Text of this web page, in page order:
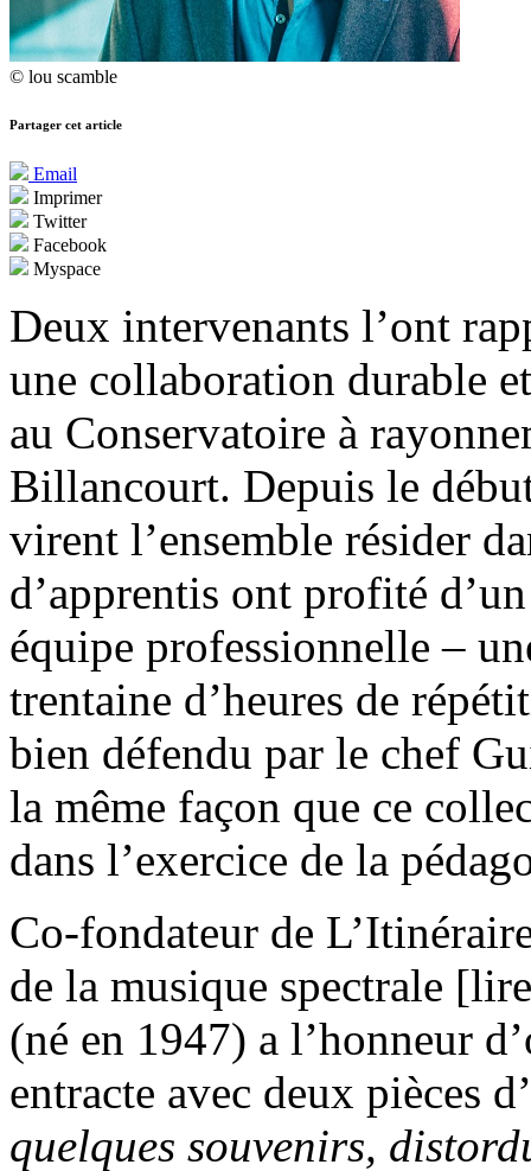
© lou scamble
Partager cet article
Email
Imprimer
Twitter
Facebook
Myspace
Deux intervenants l’ont
une collaboration durable
au Conservatoire à
Billancourt. Depuis le
virent l’ensemble résider
d’apprentis ont profité
équipe professionnelle –
trentaine d’heures de
bien défendu par le chef
la même façon que ce
dans l’exercice de la
Co-fondateur de
de la musique spectrale
(né en 1947) a l’honneur
entracte avec deux pièces
quelques souvenirs,